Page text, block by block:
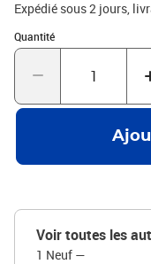
l'huile, tissu (100 %
112/119/127 cm
réglableLargeur du
g/m²Inclinable en 3
Expédié sous 2 jours
Quantité
Quantité : 1
Voir toutes les
1 Neuf —